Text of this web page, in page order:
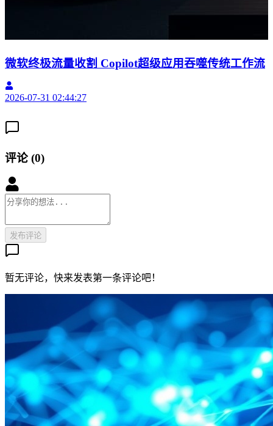
微软终极流量收割 Copilot超级应用吞噬传统工作流
2026-07-31 02:44:27
评论 (0)
发布评论
暂无评论，快来发表第一条评论吧！